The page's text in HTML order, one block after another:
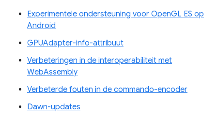
Experimentele ondersteuning voor OpenGL ES op
Android
GPUAdapter-info-attribuut
Verbeteringen in de interoperabiliteit met
WebAssembly
Verbeterde fouten in de commando-encoder
Dawn-updates